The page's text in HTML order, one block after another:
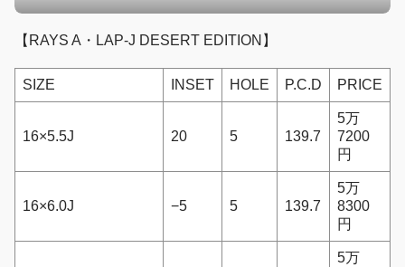
【RAYS A・LAP-J DESERT EDITION】
SIZE INSET HOLE P.C.D PRICE
16×5.5J 20 5 139.7
5万
7200
円
16×6.0J −5 5 139.7
5万
8300
円
5万